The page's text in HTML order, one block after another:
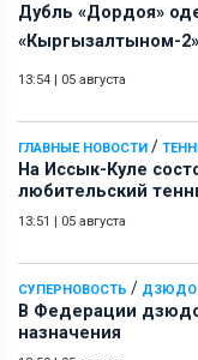
Дубль «Дордоя»
«Кыргызалтыном-2»
13:54 | 05 августа
ГЛАВНЫЕ НОВОСТИ /
На Иссык-Куле
любительский
13:51 | 05 августа
СУПЕРНОВОСТЬ / ДЗЮДО
В Федерации
назначения